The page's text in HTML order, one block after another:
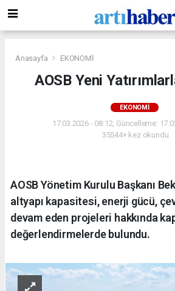
Anasayfa EKONOMİ
AOSB Yeni
EKONOMİ
17.03.2026 - 08:12, Güncelleme:
35544+ kez okundu.
AOSB Yönetim Kurulu Başkanı
altyapı kapasitesi, enerji gücü,
devam eden projeleri hakkında
değerlendirmelerde bulundu.